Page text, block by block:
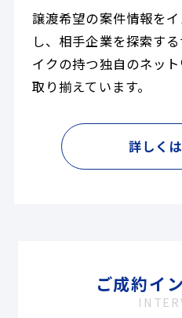
譲渡希望の案件情報を
し、相手企業を探索す
イクの持つ独自のネッ
取り揃えています。
詳しく
ご成約イ